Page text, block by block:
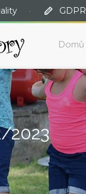
· GDPR
Domů
2023